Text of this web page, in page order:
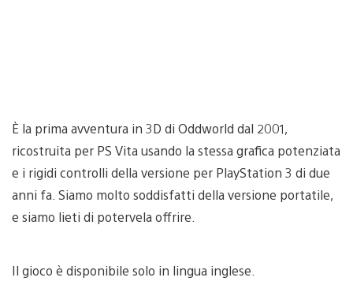
È la prima avventura in 3D di Oddworld dal 2001,
ricostruita per PS Vita usando la stessa grafica potenziata
e i rigidi controlli della versione per PlayStation 3 di due
anni fa. Siamo molto soddisfatti della versione portatile,
e siamo lieti di potervela offrire.
Il gioco è disponibile solo in lingua inglese.